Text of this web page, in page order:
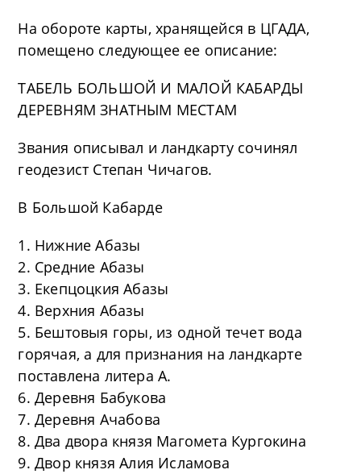
На обороте карты, хранящейся в ЦГАДА,
помещено следующее ее описание:
ТАБЕЛЬ БОЛЬШОЙ И МАЛОЙ КАБАРДЫ
ДЕРЕВНЯМ ЗНАТНЫМ МЕСТАМ
Звания описывал и ландкарту сочинял
геодезист Степан Чичагов.
В Большой Кабарде
1. Нижние Абазы
2. Средние Абазы
3. Екепцоцкия Абазы
4. Верхния Абазы
5. Бештовыя горы, из одной течет вода
горячая, а для признания на ландкарте
поставлена литера А.
6. Деревня Бабукова
7. Деревня Ачабова
8. Два двора князя Магомета Кургокина
9. Двор князя Алия Исламова